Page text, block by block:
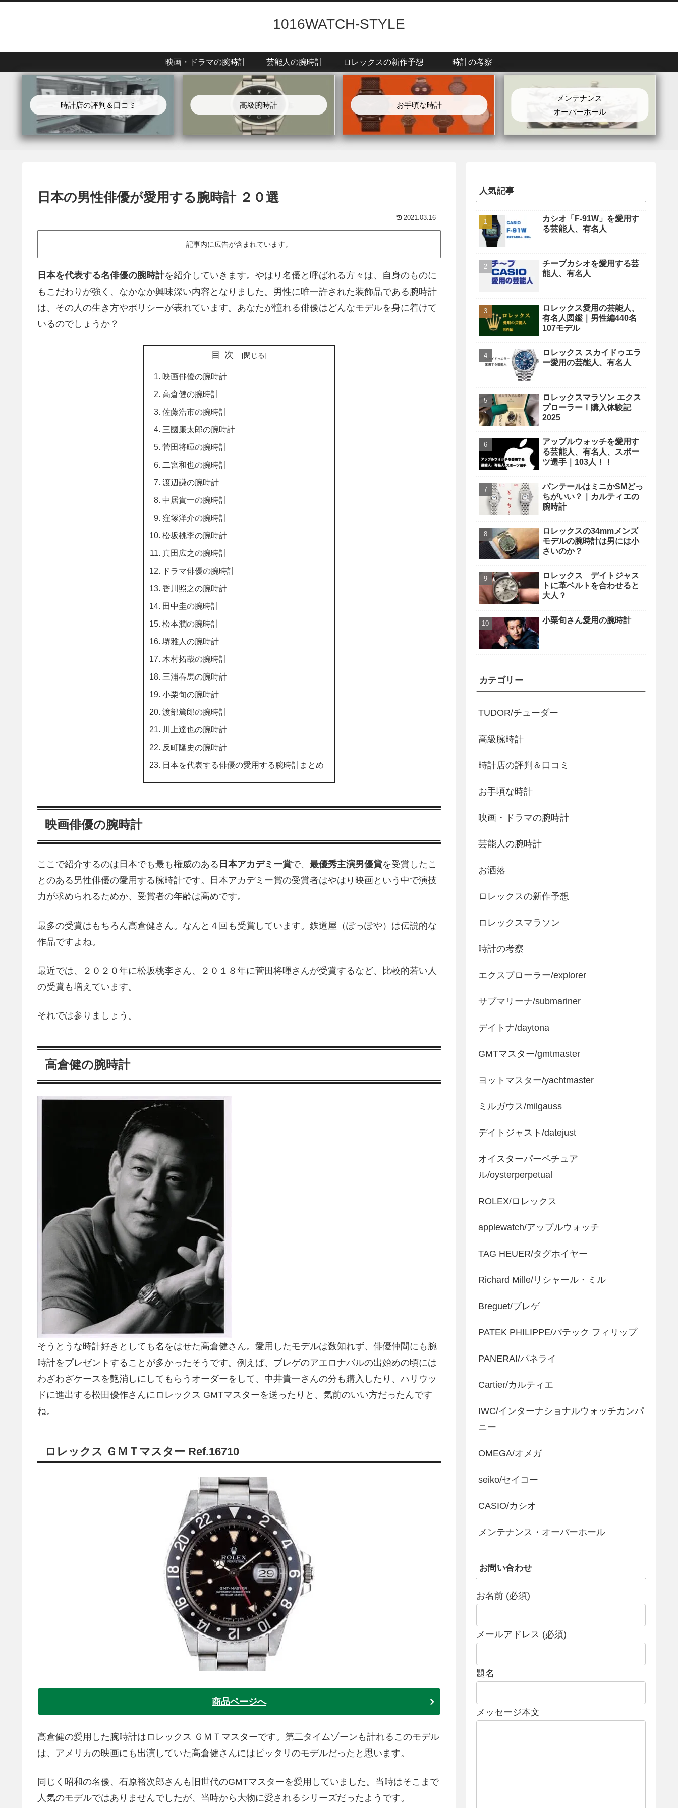
1016WATCH-STYLE
映画・ドラマの腕時計 芸能人の腕時計 ロレックスの新作予想 時計の考察
時計店の評判＆口コミ 高級腕時計 お手頃な時計
メンテナンス
オーバーホール
日本の男性俳優が愛用する腕時計 ２０選
2021.03.16
記事内に広告が含まれています。
日本を代表する名俳優の腕時計を紹介していきます。やはり名優と呼ばれる方々は、自身のものに
もこだわりが強く、なかなか興味深い内容となりました。男性に唯一許された装飾品である腕時計
は、その人の生き方やポリシーが表れています。あなたが憧れる俳優はどんなモデルを身に着けて
いるのでしょうか？
目次
映画俳優の腕時計
高倉健の腕時計
佐藤浩市の腕時計
三國廉太郎の腕時計
菅田将暉の腕時計
二宮和也の腕時計
渡辺謙の腕時計
中居貴一の腕時計
窪塚洋介の腕時計
松坂桃李の腕時計
真田広之の腕時計
ドラマ俳優の腕時計
香川照之の腕時計
田中圭の腕時計
松本潤の腕時計
堺雅人の腕時計
木村拓哉の腕時計
三浦春馬の腕時計
小栗旬の腕時計
渡部篤郎の腕時計
川上達也の腕時計
反町隆史の腕時計
日本を代表する俳優の愛用する腕時計まとめ
映画俳優の腕時計
ここで紹介するのは日本でも最も権威のある 日本アカデミー賞で、 最優秀主演男優賞を受賞したこ
とのある男性俳優の愛用する腕時計です。日本アカデミー賞の受賞者はやはり映画という中で演技
力が求められるためか、受賞者の年齢は高めです。
最多の受賞はもちろん高倉健さん。なんと４回も受賞しています。鉄道屋（ぽっぽや）は伝説的な
作品ですよね。
最近では、２０２０年に松坂桃李さん、２０１８年に菅田将暉さんが受賞するなど、比較的若い人
の受賞も増えています。
それでは参りましょう。
高倉健の腕時計
そうとうな時計好きとしても名をはせた高倉健さん。愛用したモデルは数知れず、俳優仲間にも腕
時計をプレゼントすることが多かったそうです。例えば、ブレゲのアエロナバルの出始めの頃には
わざわざケースを艶消しにしてもらうオーダーをして、中井貴一さんの分も購入したり、ハリウッ
ドに進出する松田優作さんにロレックス GMTマスターを送ったりと、気前のいい方だったんです
ね。
ロレックス ＧＭＴマスター Ref.16710
商品ページへ
高倉健の愛用した腕時計はロレックス ＧＭＴマスターです。第二タイムゾーンも計れるこのモデル
は、アメリカの映画にも出演していた高倉健さんにはピッタリのモデルだったと思います。
同じく昭和の名優、石原裕次郎さんも旧世代のGMTマスターを愛用していました。当時はそこまで
人気のモデルではありませんでしたが、当時から大物に愛されるシリーズだったようです。
人気記事
カシオ「F-91W」を愛用す
る芸能人、有名人
チープカシオを愛用する芸
能人、有名人
ロレックス愛用の芸能人、
有名人図鑑｜男性編440名
107モデル
ロレックス スカイドゥエラ
ー愛用の芸能人、有名人
ロレックスマラソン エクス
プローラーⅠ購入体験記
2025
アップルウォッチを愛用す
る芸能人、有名人、スポー
ツ選手｜103人！！
パンテールはミニかSMどっ
ちがいい？｜カルティエの
腕時計
ロレックスの34mmメンズ
モデルの腕時計は男には小
さいのか？
ロレックス デイトジャス
トに革ベルトを合わせると
大人？
小栗旬さん愛用の腕時計
カテゴリー
TUDOR/チューダー
高級腕時計
時計店の評判＆口コミ
お手頃な時計
映画・ドラマの腕時計
芸能人の腕時計
お洒落
ロレックスの新作予想
ロレックスマラソン
時計の考察
エクスプローラー/explorer
サブマリーナ/submariner
デイトナ/daytona
GMTマスター/gmtmaster
ヨットマスター/yachtmaster
ミルガウス/milgauss
デイトジャスト/datejust
オイスターパーペチュア
ル/oysterperpetual
ROLEX/ロレックス
applewatch/アップルウォッチ
TAG HEUER/タグホイヤー
Richard Mille/リシャール・ミル
Breguet/ブレゲ
PATEK PHILIPPE/パテック フィリップ
PANERAI/パネライ
Cartier/カルティエ
IWC/インターナショナルウォッチカンパ
ニー
OMEGA/オメガ
seiko/セイコー
CASIO/カシオ
メンテナンス・オーバーホール
お問い合わせ
お名前 (必須)
メールアドレス (必須)
題名
メッセージ本文